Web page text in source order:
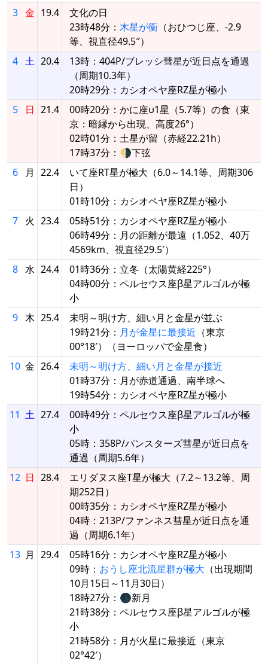
3 金 19.4
文化の日
23時48分： 木星が衝 （おひつじ座、-2.9
等、視直径49.5″）
4 土 20.4
13時：404P/ブレッシ彗星が近日点を通過
（周期10.3年）
20時29分：カシオペヤ座RZ星が極小
5
日 21.4
00時20分：かに座υ1星（5.7等）の食（東
京：暗縁から出現、高度26°）
02時01分：土星が留（赤経22.21h）
17時37分：🌗下弦
6
月 22.4
いて座RT星が極大（6.0～14.1等、周期306
日）
01時10分：カシオペヤ座RZ星が極小
7
火 23.4
05時51分：カシオペヤ座RZ星が極小
06時49分：月の距離が最遠（1.052、40万
4569km、視直径29.5′）
8 水 24.4
01時36分：立冬（太陽黄経225°）
04時00分：ペルセウス座β星アルゴルが極
小
9 木 25.4
未明～明け方、細い月と金星が並ぶ
19時21分： 月が金星に最接近 （東京
00°18′）（ヨーロッパで金星食）
10 金 26.4
未明～明け方、細い月と金星が接近
01時37分：月が赤道通過、南半球へ
19時54分：カシオペヤ座RZ星が極小
11 土 27.4
00時49分：ペルセウス座β星アルゴルが極
小
05時：358P/パンスターズ彗星が近日点を
通過（周期5.6年）
12 日 28.4
エリダヌス座T星が極大（7.2～13.2等、周
期252日）
00時35分：カシオペヤ座RZ星が極小
04時：213P/ファンネス彗星が近日点を通
過（周期6.1年）
13 月 29.4
05時16分：カシオペヤ座RZ星が極小
09時： おうし座北流星群が極大 （出現期間
10月15日～11月30日）
18時27分：🌑新月
21時38分：ペルセウス座β星アルゴルが極
小
21時58分：月が火星に最接近（東京
02°42′）